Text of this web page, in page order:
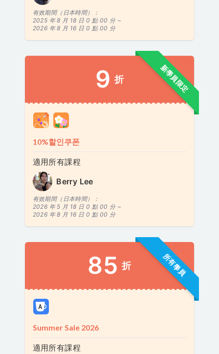
有效期間（日本時間）：
2025 年 8 月 18 日 0 點 00 分 ~
2026 年 8 月 16 日 0 點 00 分
新學員限定
9 折
10%할인쿠폰
適用所有課程
Berry Lee
有效期間（日本時間）：
2026 年 5 月 18 日 0 點 00 分 ~
2026 年 8 月 16 日 0 點 00 分
所有學員
85 折
Summer Sale 2026
適用所有課程